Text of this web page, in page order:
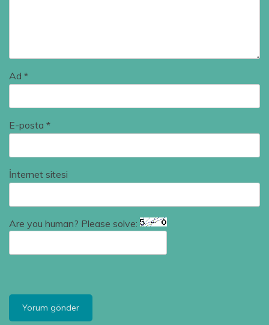
Ad *
E-posta *
İnternet sitesi
Are you human? Please solve: